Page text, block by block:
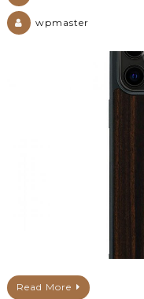
wpmaster
Read More